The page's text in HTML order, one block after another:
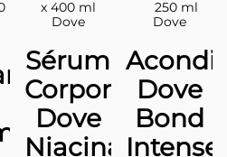
Dove
Sérum
Corporal
Dove
Niacinamida
Dove
Dove
Bond
Intense